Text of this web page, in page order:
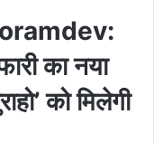
का नया
को मिलेगी